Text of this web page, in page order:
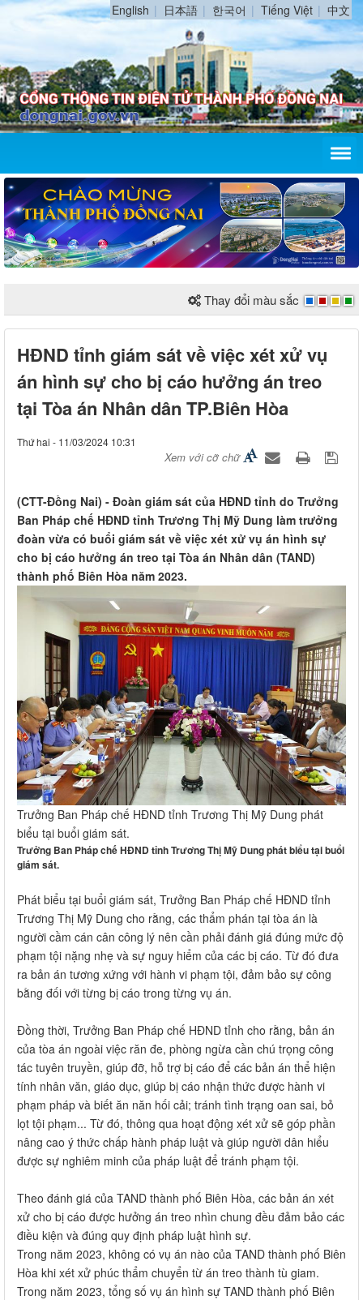
English 日本語 한국어 Tiếng Việt 中文
Thay đổi màu sắc
HĐND tỉnh giám sát về việc xét xử vụ
án hình sự cho bị cáo hưởng án treo
tại Tòa án Nhân dân TP.Biên Hòa
Thứ hai - 11/03/2024 10:31
Xem với cỡ chữ
(CTT-Đồng Nai) - Đoàn giám sát của HĐND tỉnh do Trưởng
Ban Pháp chế HĐND tỉnh Trương Thị Mỹ Dung làm trưởng
đoàn vừa có buổi giám sát về việc xét xử vụ án hình sự
cho bị cáo hưởng án treo tại Tòa án Nhân dân (TAND)
thành phố Biên Hòa năm 2023.
Trưởng Ban Pháp chế HĐND tỉnh Trương Thị Mỹ Dung phát
biểu tại buổi giám sát.
Trưởng Ban Pháp chế HĐND tỉnh Trương Thị Mỹ Dung phát biểu tại buổi
giám sát.
Phát biểu tại buổi giám sát, Trưởng Ban Pháp chế HĐND tỉnh
Trương Thị Mỹ Dung cho rằng, các thẩm phán tại tòa án là
người cầm cán cân công lý nên cần phải đánh giá đúng mức độ
phạm tội nặng nhẹ và sự nguy hiểm của các bị cáo. Từ đó đưa
ra bản án tương xứng với hành vi phạm tội, đảm bảo sự công
bằng đối với từng bị cáo trong từng vụ án.
Đồng thời, Trưởng Ban Pháp chế HĐND tỉnh cho rằng, bản án
của tòa án ngoài việc răn đe, phòng ngừa cần chú trọng công
tác tuyên truyền, giúp đỡ, hỗ trợ bị cáo để các bản án thể hiện
tính nhân văn, giáo dục, giúp bị cáo nhận thức được hành vi
phạm pháp và biết ăn năn hối cải; tránh tình trạng oan sai, bỏ
lọt tội phạm... Từ đó, thông qua hoạt động xét xử sẽ góp phần
nâng cao ý thức chấp hành pháp luật và giúp người dân hiểu
được sự nghiêm minh của pháp luật để tránh phạm tội.
Theo đánh giá của TAND thành phố Biên Hòa, các bản án xét
xử cho bị cáo được hưởng án treo nhìn chung đều đảm bảo các
điều kiện và đúng quy định pháp luật hình sự.
Trong năm 2023, không có vụ án nào của TAND thành phố Biên
Hòa khi xét xử phúc thẩm chuyển từ án treo thành tù giam.
Trong năm 2023, tổng số vụ án hình sự TAND thành phố Biên